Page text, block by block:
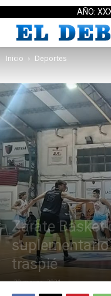
AÑO:
Inicio Deportes
Zárate Basket
traspié
20 marzo, 2021